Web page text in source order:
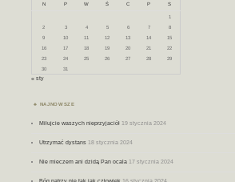
N P W Ś C P S
1
2
3 4 5 6 7
8
9
10 11 12 13 14
15
16
17 18 19 20 21
22
23
24 25 26 27 28
29
30
31
« sty
NAJNOWSZE
Miłujcie waszych nieprzyjaciół 19 stycznia 2024
Utrzymać dystans 18 stycznia 2024
Nie mieczem ani dzidą Pan ocala 17 stycznia 2024